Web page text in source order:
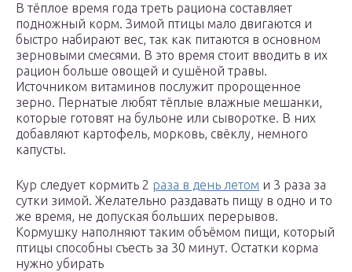
В тёплое время года треть рациона составляет
подножный корм. Зимой птицы мало двигаются и
быстро набирают вес, так как питаются в основном
зерновыми смесями. В это время стоит вводить в их
рацион больше овощей и сушёной травы.
Источником витаминов послужит пророщенное
зерно. Пернатые любят тёплые влажные мешанки,
которые готовят на бульоне или сыворотке. В них
добавляют картофель, морковь, свёклу, немного
капусты.
Кур следует кормить 2 раза в день летом и 3 раза за
сутки зимой. Желательно раздавать пищу в одно и то
же время, не допуская больших перерывов.
Кормушку наполняют таким объёмом пищи, который
птицы способны съесть за 30 минут. Остатки корма
нужно убирать